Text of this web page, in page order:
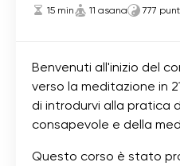
15 min 11 asana 777
Benvenuti all'inizio del
verso la meditazione in
di introdurvi alla pratica
consapevole e della
Questo corso è stato